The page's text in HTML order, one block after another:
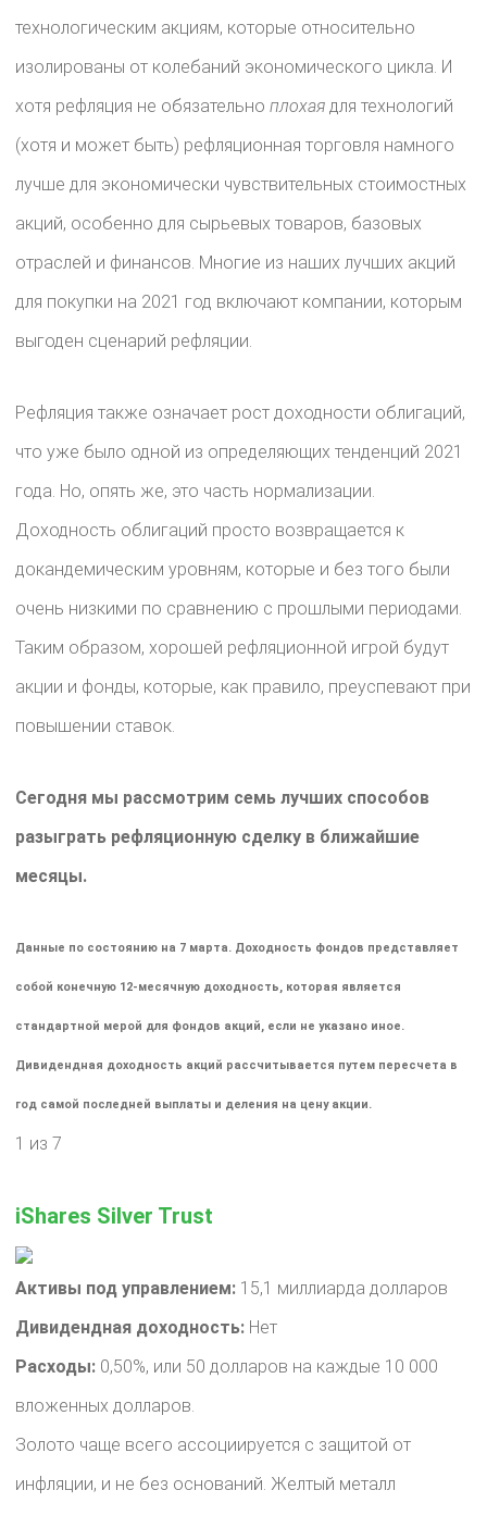
технологическим акциям, которые относительно
изолированы от колебаний экономического цикла. И
хотя рефляция не обязательно плохая для технологий
(хотя и может быть) рефляционная торговля намного
лучше для экономически чувствительных стоимостных
акций, особенно для сырьевых товаров, базовых
отраслей и финансов. Многие из наших лучших акций
для покупки на 2021 год включают компании, которым
выгоден сценарий рефляции.
Рефляция также означает рост доходности облигаций,
что уже было одной из определяющих тенденций 2021
года. Но, опять же, это часть нормализации.
Доходность облигаций просто возвращается к
докандемическим уровням, которые и без того были
очень низкими по сравнению с прошлыми периодами.
Таким образом, хорошей рефляционной игрой будут
акции и фонды, которые, как правило, преуспевают при
повышении ставок.
Сегодня мы рассмотрим семь лучших способов
разыграть рефляционную сделку в ближайшие
месяцы.
Данные по состоянию на 7 марта. Доходность фондов представляет
собой конечную 12-месячную доходность, которая является
стандартной мерой для фондов акций, если не указано иное.
Дивидендная доходность акций рассчитывается путем пересчета в
год самой последней выплаты и деления на цену акции.
1 из 7
iShares Silver Trust
Активы под управлением: 15,1 миллиарда долларов
Дивидендная доходность: Нет
Расходы: 0,50%, или 50 долларов на каждые 10 000
вложенных долларов.
Золото чаще всего ассоциируется с защитой от
инфляции, и не без оснований. Желтый металл